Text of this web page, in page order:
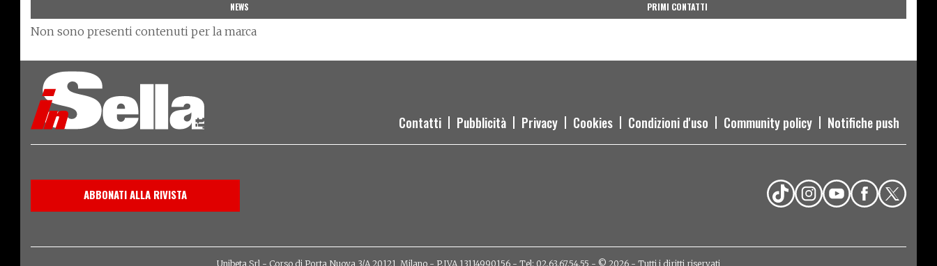
NEWS PRIMI CONTATTI
Non sono presenti contenuti per la marca
Contatti Pubblicità Privacy Cookies Condizioni d'uso Community policy Notifiche push
ABBONATI ALLA RIVISTA
Unibeta Srl - Corso di Porta Nuova 3/A 20121, Milano - P.IVA 13114990156 - Tel: 02.63.67.54.55 - © 2026 - Tutti i diritti riservati